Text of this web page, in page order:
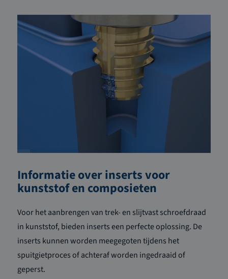
Informatie over inserts voor
kunststof en composieten
Voor het aanbrengen van trek- en slijtvast schroefdraad
in kunststof, bieden inserts een perfecte oplossing. De
inserts kunnen worden meegegoten tijdens het
spuitgietproces of achteraf worden ingedraaid of
geperst.